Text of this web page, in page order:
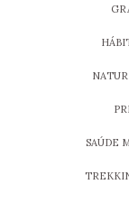
SAÚDE